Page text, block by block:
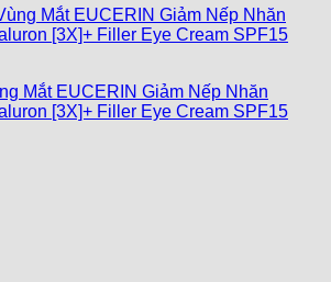
Mắt EUCERIN Giảm Nếp Nhăn
[3X]+ Filler Eye Cream SPF15